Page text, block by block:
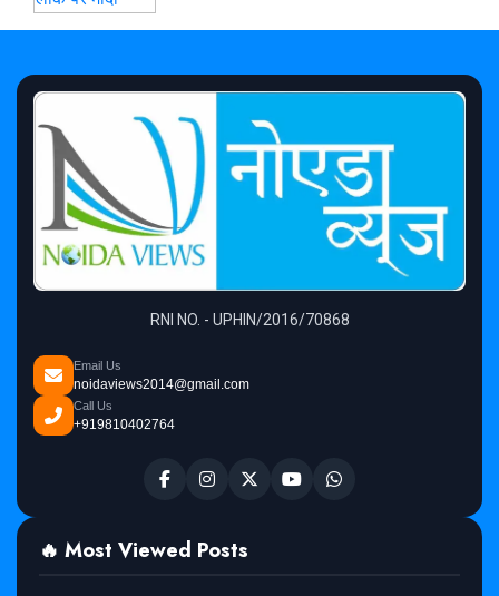
RNI NO. - UPHIN/2016/70868
Email Us
noidaviews2014@gmail.com
Call Us
+919810402764
🔥 Most Viewed Posts